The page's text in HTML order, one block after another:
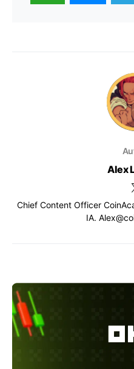
Alex
Chief Content Officer
IA.